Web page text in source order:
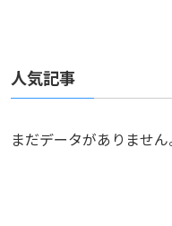
人気記事
まだデータがありません